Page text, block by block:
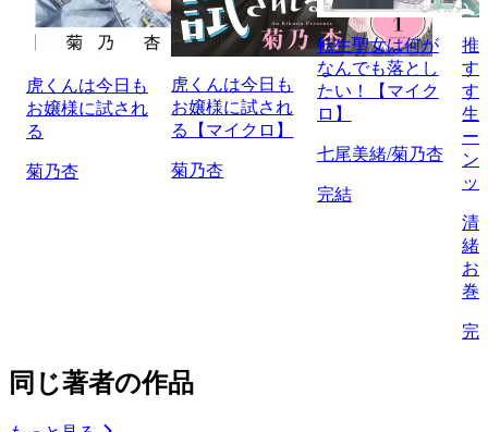
虎くんは今日も
お嬢様に試され
る
菊乃杏
虎くんは今日も
お嬢様に試され
る【マイクロ】
菊乃杏
転生聖女は何が
なんでも落とし
たい！【マイク
ロ】
七尾美緒/菊乃杏
完結
推
す
す
生
ー
ン
ッ
清
緒/
お
巻
完
同じ著者の作品